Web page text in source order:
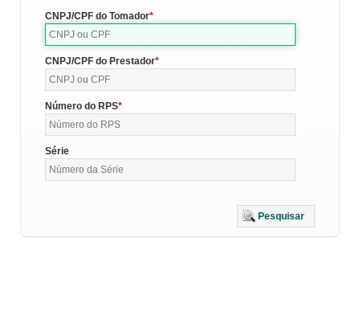
CNPJ/CPF do Tomador
CNPJ/CPF do Prestador
Número do RPS
Série
Pesquisar